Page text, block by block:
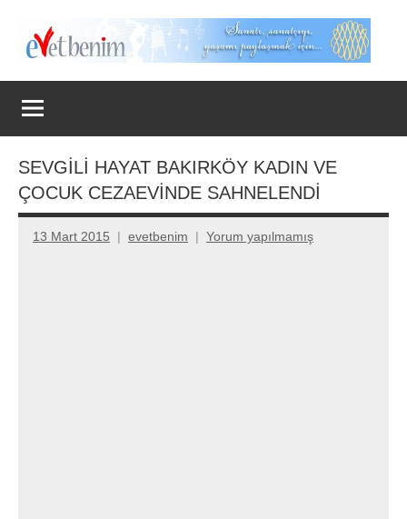
Evet
Benim
SEVGİLİ HAYAT BAKIRKÖY KADIN VE
ÇOCUK CEZAEVİNDE SAHNELENDİ
13 Mart 2015 evetbenim Yorum yapılmamış